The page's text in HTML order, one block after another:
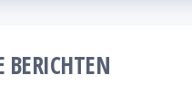
BERICHTEN